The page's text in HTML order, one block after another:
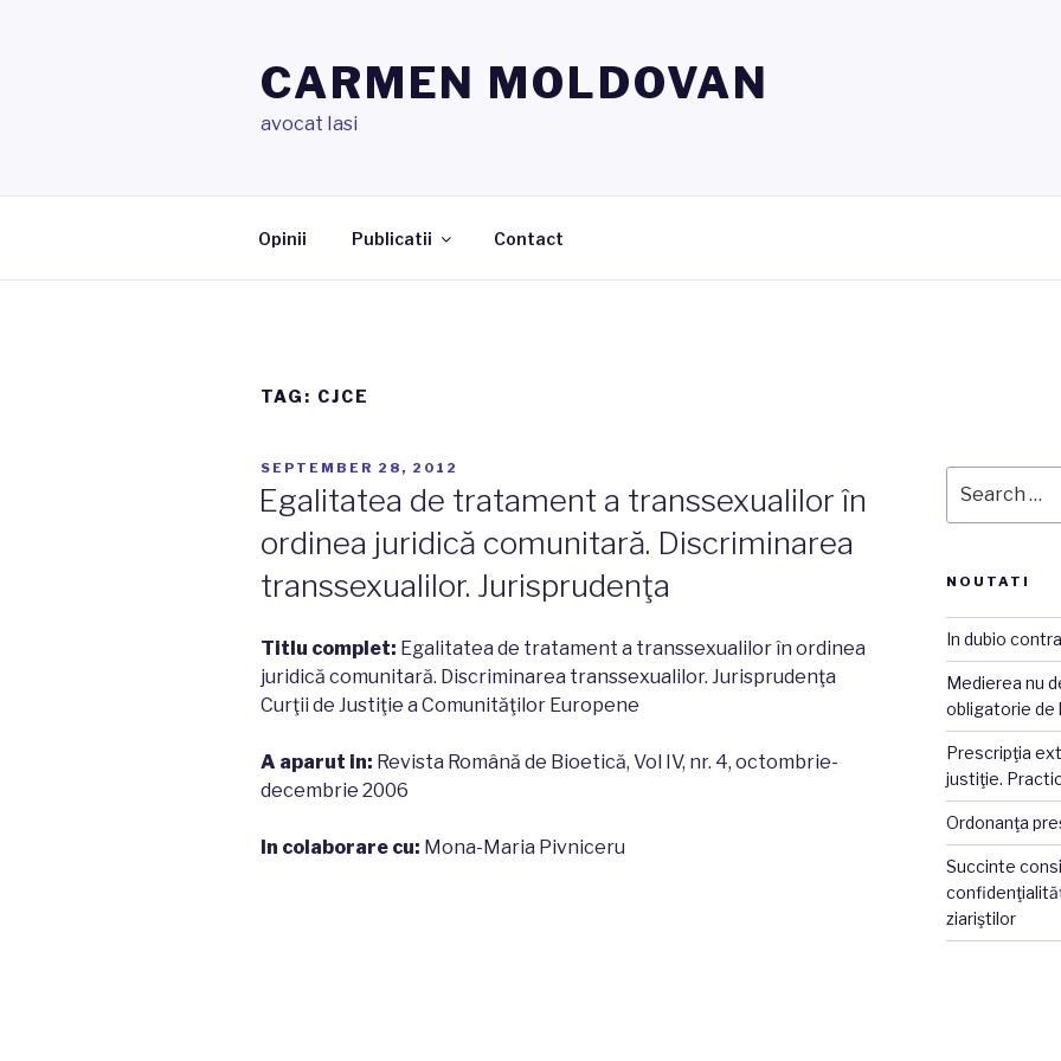
CARMEN MOLDOVAN
avocat Iasi
Opinii Publicatii Contact
TAG: CJCE
POSTED
SEPTEMBER 28, 2012
Egalitatea de tratament a transsexualilor în
ordinea juridică comunitară. Discriminarea
transsexualilor. Jurisprudenţa
Titlu complet: Egalitatea de tratament a transsexualilor în ordinea
juridică comunitară. Discriminarea transsexualilor. Jurisprudenţa
Curţii de Justiţie a Comunităţilor Europene
A aparut in: Revista Română de Bioetică, Vol IV, nr. 4, octombrie-
decembrie 2006
In colaborare cu: Mona-Maria Pivniceru
for:
NOUTATI
In dubio
Medierea nu
obligatorie de
Prescripţia
justiţie.
Ordonanţa
Succinte
ziariştilor